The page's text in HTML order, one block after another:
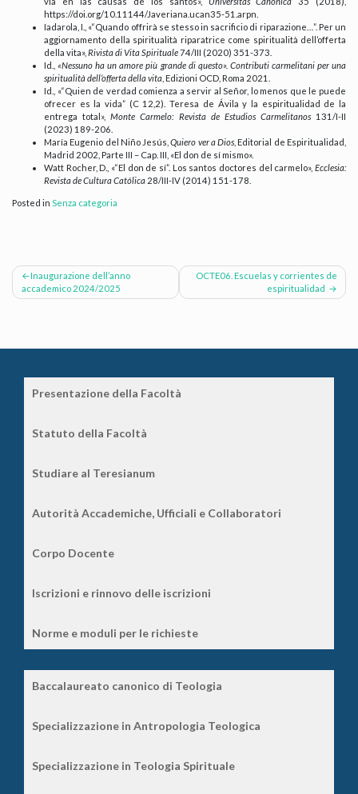
https://doi.org/10.11144/Javeriana.ucan35-51.arpn.
Iadarola, I., «“Quando offrirà se stesso in sacrificio di riparazione…”. Per un
aggiornamento della spiritualità riparatrice come spiritualità dell’offerta
della vita», Rivista di Vita Spirituale74/III (2020) 351-373.
Id., «Nessuno ha un amore più grande di questo». Contributi carmelitani per una
spiritualità dell’offerta della vita , Edizioni OCD, Roma 2021.
Id., «“Quien de verdad comienza a servir al Señor, lo menos que le puede
ofrecer es la vida” (C 12,2). Teresa de Ávila y la espiritualidad de la
entrega total»,Monte Carmelo: Revista de Estudios Carmelitanos131/I-II
(2023) 189-206.
María Eugenio del Niño Jesús,Quiero ver a Dios , Editorial de Espiritualidad,
Madrid 2002, Parte III – Cap. III, «El don de sí mismo».
Watt Rocher, D., «“El don de sí”. Los santos doctores del carmelo», Ecclesia:
Revista de Cultura Católica 28/III-IV (2014) 151-178.
Posted in Senza categoria
Navigazione
articoli
Inaugurazione dell’anno
accademico 2024/2025
OCTE06. Escuelas y corrientes de
espiritualidad
Presentazione della Facoltà
Statuto della Facoltà
Studiare al Teresianum
Autorità Accademiche, Ufficiali e Collaboratori
Corpo Docente
Iscrizioni e rinnovo delle iscrizioni
Norme e moduli per le richieste
Baccalaureato canonico di Teologia
Specializzazione in Antropologia Teologica
Specializzazione in Teologia Spirituale